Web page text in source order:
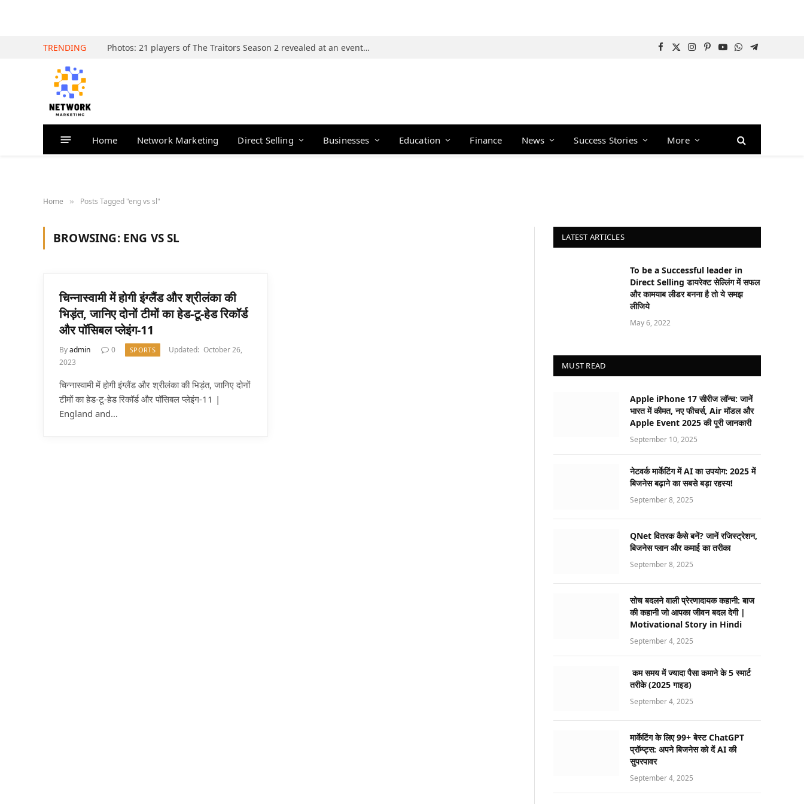
TRENDING Photos: 21 players of The Traitors Season 2 revealed at an event in Mumbai Facebook
X
Instagram
Pinterest
YouTube
WhatsApp
Telegram
Home Network Marketing Direct Selling Businesses Education Finance News Success Stories More
Home » Posts Tagged "eng vs sl"
BROWSING: ENG VS SL
चिन्नास्वामी में होगी इंग्लैंड और श्रीलंका की
भिड़ंत, जानिए दोनों टीमों का हेड-टू-हेड रिकॉर्ड
और पॉसिबल प्लेइंग-11
Byadmin 0 SPORTS Updated: October 26,
2023
चिन्नास्वामी में होगी इंग्लैंड और श्रीलंका की भिड़ंत, जानिए दोनों
टीमों का हेड-टू-हेड रिकॉर्ड और पॉसिबल प्लेइंग-11 |
England and…
LATEST ARTICLES
To be a Successful leader in
Direct Selling डायरेक्ट सेल्लिंग में सफल
और कामयाब लीडर बनना है तो ये समझ
लीजिये
May 6, 2022
MUST READ
Apple iPhone 17 सीरीज लॉन्च: जानें
भारत में कीमत, नए फीचर्स, Air मॉडल और
Apple Event 2025 की पूरी जानकारी
September 10, 2025
नेटवर्क मार्केटिंग में AI का उपयोग: 2025 में
बिजनेस बढ़ाने का सबसे बड़ा रहस्य!
September 8, 2025
QNet वितरक कैसे बनें? जानें रजिस्ट्रेशन,
बिजनेस प्लान और कमाई का तरीका
September 8, 2025
सोच बदलने वाली प्रेरणादायक कहानी: बाज
की कहानी जो आपका जीवन बदल देगी |
Motivational Story in Hindi
September 4, 2025
कम समय में ज्यादा पैसा कमाने के 5 स्मार्ट
तरीके (2025 गाइड)
September 4, 2025
मार्केटिंग के लिए 99+ बेस्ट ChatGPT
प्रॉम्प्ट्स: अपने बिजनेस को दें AI की
सुपरपावर
September 4, 2025